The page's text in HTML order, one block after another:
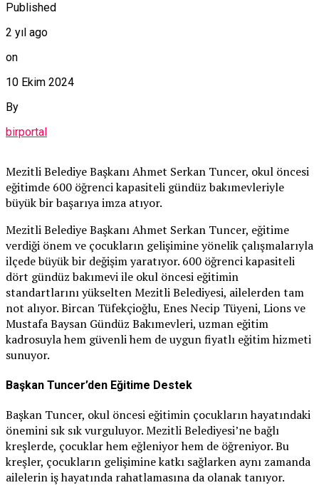
Published
2 yıl ago
on
10 Ekim 2024
By
birportal
Mezitli Belediye Başkanı Ahmet Serkan Tuncer, okul öncesi
eğitimde 600 öğrenci kapasiteli gündüz bakımevleriyle
büyük bir başarıya imza atıyor.
Mezitli Belediye Başkanı Ahmet Serkan Tuncer, eğitime
verdiği önem ve çocukların gelişimine yönelik çalışmalarıyla
ilçede büyük bir değişim yaratıyor. 600 öğrenci kapasiteli
dört gündüz bakımevi ile okul öncesi eğitimin
standartlarını yükselten Mezitli Belediyesi, ailelerden tam
not alıyor. Bircan Tüfekçioğlu, Enes Necip Tüyeni, Lions ve
Mustafa Baysan Gündüz Bakımevleri, uzman eğitim
kadrosuyla hem güvenli hem de uygun fiyatlı eğitim hizmeti
sunuyor.
Başkan Tuncer’den Eğitime Destek
Başkan Tuncer, okul öncesi eğitimin çocukların hayatındaki
önemini sık sık vurguluyor. Mezitli Belediyesi’ne bağlı
kreşlerde, çocuklar hem eğleniyor hem de öğreniyor. Bu
kreşler, çocukların gelişimine katkı sağlarken aynı zamanda
ailelerin iş hayatında rahatlamasına da olanak tanıyor.